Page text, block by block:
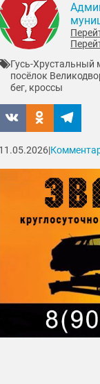
Гусь-Хрустальный
посёлок
бег, кроссы
11.05.2026|